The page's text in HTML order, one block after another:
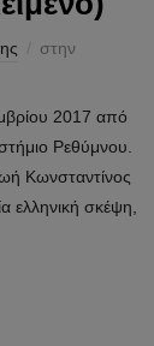
στην
2017 από
Ρεθύμνου.
Κωνσταντίνος
ελληνική σκέψη,